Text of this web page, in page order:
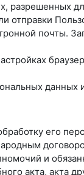
разрешенных
отправки
почты.
данных
его
и
акта, акта